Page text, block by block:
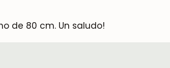
de 80 cm. Un saludo!